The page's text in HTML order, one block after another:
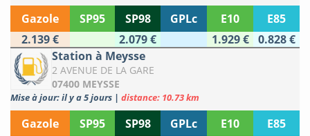
Gazole SP95 SP98 GPLc E10
E85
2.139 €
2.079 € 1.929 €
0.828 €
Station à Meysse
2 AVENUE DE LA GARE
07400 MEYSSE
Mise à jour: il y a 5 jours | distance: 10.73 km
Gazole SP95 SP98 GPLc E10
E85